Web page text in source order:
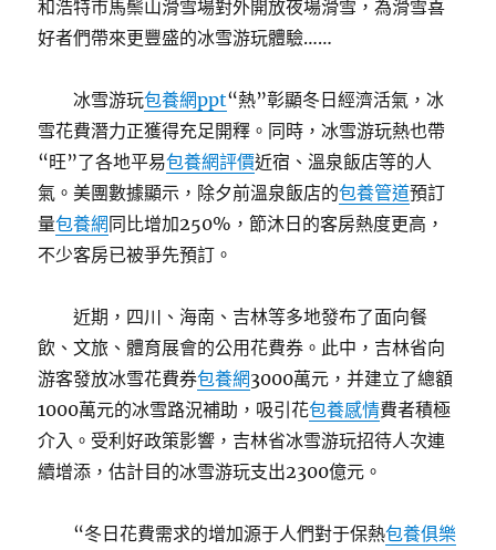
和浩特市馬鬃山滑雪場對外開放夜場滑雪，為滑雪喜
好者們帶來更豐盛的冰雪游玩體驗……
冰雪游玩包養網ppt“熱”彰顯冬日經濟活氣，冰
雪花費潛力正獲得充足開釋。同時，冰雪游玩熱也帶
“旺”了各地平易包養網評價近宿、溫泉飯店等的人
氣。美團數據顯示，除夕前溫泉飯店的包養管道預訂
量包養網 同比增加250%，節沐日的客房熱度更高，
不少客房已被爭先預訂。
近期，四川、海南、吉林等多地發布了面向餐
飲、文旅、體育展會的公用花費券。此中，吉林省向
游客發放冰雪花費券包養網3000萬元，并建立了總額
1000萬元的冰雪路況補助，吸引花包養感情費者積極
介入。受利好政策影響，吉林省冰雪游玩招待人次連
續增添，估計目的冰雪游玩支出2300億元。
“冬日花費需求的增加源于人們對于保熱包養俱樂